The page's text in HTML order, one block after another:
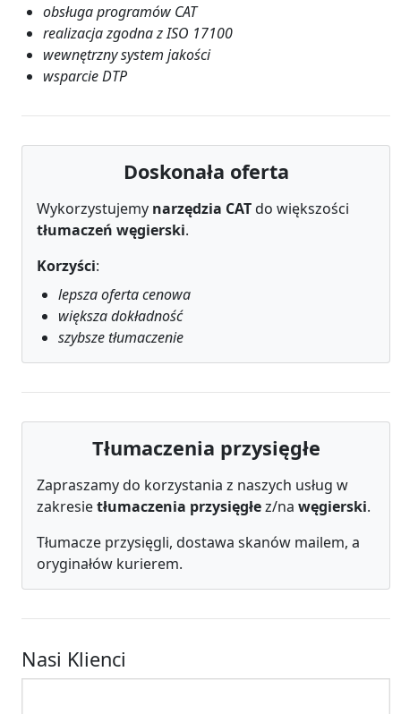
obsługa programów CAT
realizacja zgodna z ISO 17100
wewnętrzny system jakości
wsparcie DTP
Doskonała oferta
Wykorzystujemy narzędzia CATdo większości
tłumaczeń węgierski.
Korzyści:
lepsza oferta cenowa
większa dokładność
szybsze tłumaczenie
Tłumaczenia przysięgłe
Zapraszamy do korzystania z naszych usług w
zakresietłumaczenia przysięgłez/na węgierski.
Tłumacze przysięgli, dostawa skanów mailem, a
oryginałów kurierem.
Nasi Klienci